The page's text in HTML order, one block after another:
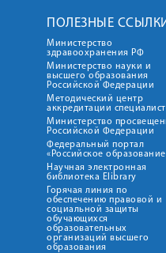
ПОЛЕЗНЫЕ
Министерство
здравоохранения РФ
Министерство науки и
высшего образования
Российской Федерации
Методический центр
аккредитации
Министерство
Российской Федерации
Федеральный портал
«Российское
Научная электронная
библиотека Elibrary
Горячая линия по
обеспечению правовой и
социальной защиты
обучающихся
образовательных
организаций высшего
образования